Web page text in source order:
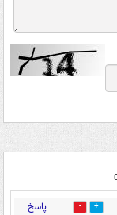
0 پاسخ